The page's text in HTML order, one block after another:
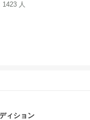
1423 人
ィション